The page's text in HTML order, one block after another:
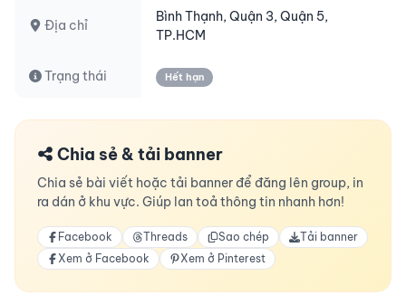
Địa chỉ
Bình Thạnh, Quận 3, Quận 5,
TP.HCM
Trạng thái Hết hạn
Chia sẻ & tải banner
Chia sẻ bài viết hoặc tải banner để đăng lên group, in
ra dán ở khu vực. Giúp lan toả thông tin nhanh hơn!
Facebook Threads Sao chép
Tải banner
Xem ở Facebook
Xem ở Pinterest